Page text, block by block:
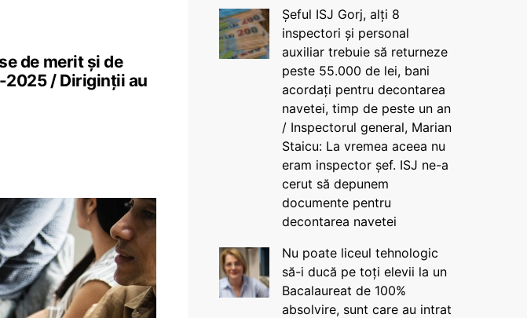
de merit și de
2025 / Diriginții au
Șeful ISJ Gorj, alți 8
inspectori și personal
auxiliar trebuie să returneze
peste 55.000 de lei, bani
acordați pentru decontarea
navetei, timp de peste un an
/ Inspectorul general, Marian
Staicu: La vremea aceea nu
eram inspector șef. ISJ ne-a
cerut să depunem
documente pentru
decontarea navetei
Nu poate liceul tehnologic
să-i ducă pe toți elevii la un
Bacalaureat de 100%
absolvire, sunt care au intrat